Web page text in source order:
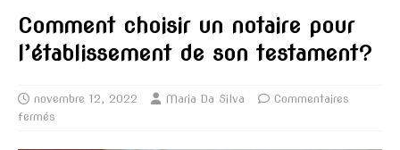
Comment choisir un notaire pour
l’établissement de son testament?
novembre 12, 2022 Maria Da Silva
Commentaires
fermés